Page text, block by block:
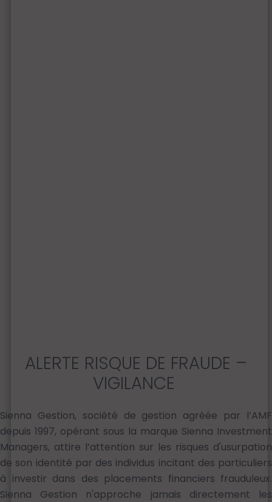
ALERTE RISQUE DE FRAUDE –
VIGILANCE
Sienna Gestion, société de gestion agréée par l’AMF
depuis 1997, opérant sous la marque Sienna Investment
Managers, attire l’attention sur les risques d'usurpation
de son identité par des individus incitant des particuliers
à investir dans des placements financiers frauduleux.
Sienna Gestion n'approche jamais directement les